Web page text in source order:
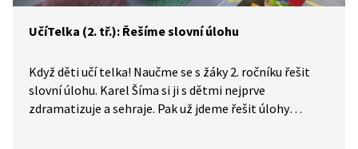
UčíTelka (2. tř.): Řešíme slovní úlohu
Když děti učí telka! Naučme se s žáky 2. ročníku řešit
slovní úlohu. Karel Šíma si ji s dětmi nejprve
zdramatizuje a sehraje. Pak už jdeme řešit úlohy